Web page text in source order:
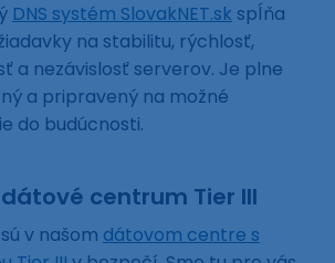
DNS systém SlovakNET.sk spĺňa
na stabilitu, rýchlosť,
a nezávislosť serverov. Je plne
a pripravený na možné
do budúcnosti.
centrum Tier III
v našom dátovom centre s